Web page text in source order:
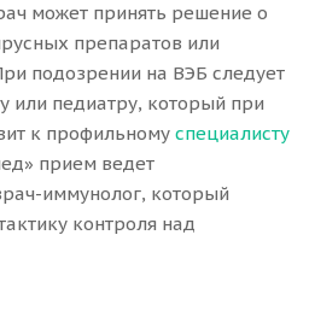
может принять решение о
препаратов или
подозрении на ВЭБ следует
или педиатру, который при
к профильному специалисту
прием ведет
иммунолог, который
контроля над